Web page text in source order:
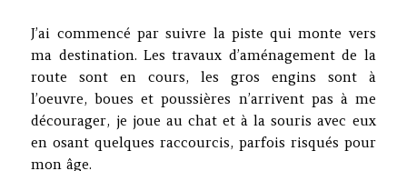
J’ai commencé par suivre la piste qui monte vers
ma destination. Les travaux d’aménagement de la
route sont en cours, les gros engins sont à
l’oeuvre, boues et poussières n’arrivent pas à me
décourager, je joue au chat et à la souris avec eux
en osant quelques raccourcis, parfois risqués pour
mon âge.